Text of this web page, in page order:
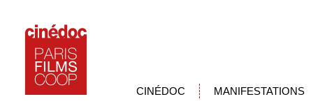
CINÉDOC MANIFESTATIONS